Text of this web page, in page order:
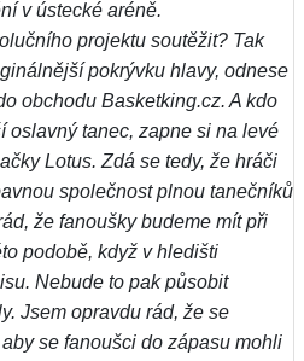
v ústecké aréně.
projektu soutěžit? Tak
pokrývku hlavy, odnese
obchodu Basketking.cz. A kdo
oslavný tanec, zapne si na levé
Lotus. Zdá se tedy, že hráči
společnost plnou tanečníků
že fanoušky budeme mít při
podobě, když v hledišti
Nebude to pak působit
Jsem opravdu rád, že se
se fanoušci do zápasu mohli